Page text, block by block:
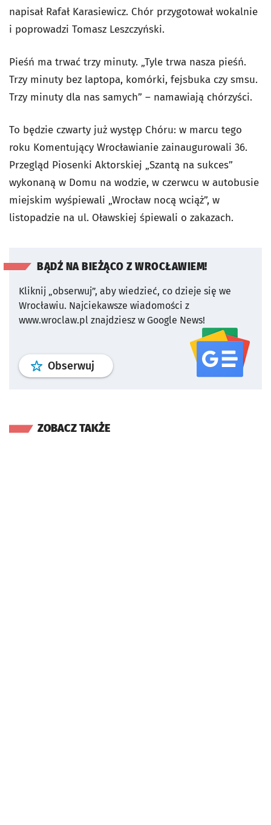
napisał Rafał Karasiewicz. Chór przygotował wokalnie
i poprowadzi Tomasz Leszczyński.
Pieśń ma trwać trzy minuty. „Tyle trwa nasza pieśń.
Trzy minuty bez laptopa, komórki, fejsbuka czy smsu.
Trzy minuty dla nas samych” – namawiają chórzyści.
To będzie czwarty już występ Chóru: w marcu tego
roku Komentujący Wrocławianie zainaugurowali 36.
Przegląd Piosenki Aktorskiej „Szantą na sukces”
wykonaną w Domu na wodzie, w czerwcu w autobusie
miejskim wyśpiewali „Wrocław nocą wciąż”, w
listopadzie na ul. Oławskiej śpiewali o zakazach.
BĄDŹ NA BIEŻĄCO Z WROCŁAWIEM!
Kliknij „obserwuj”, aby wiedzieć, co dzieje się we
Wrocławiu. Najciekawsze wiadomości z
www.wroclaw.pl znajdziesz w Google News!
Obserwuj profil serwisu
ZOBACZ TAKŻE